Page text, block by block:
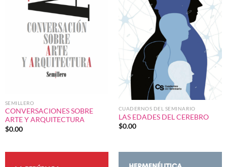
SEMILLERO
CONVERSACIONES SOBRE
ARTE Y ARQUITECTURA
$0.00
CUADERNOS DEL SEMINARIO
LAS EDADES DEL CEREBRO
$0.00